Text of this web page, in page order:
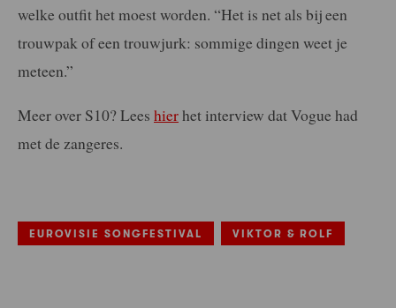
welke outfit het moest worden. “Het is net als bij een
trouwpak of een trouwjurk: sommige dingen weet je
meteen.”
Meer over S10? Lees hierhet interview dat Vogue had
met de zangeres.
EUROVISIE SONGFESTIVAL VIKTOR & ROLF